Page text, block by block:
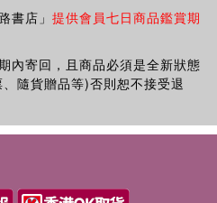
書店」 提供會員七日商品鑑賞期
內寄回，且商品必須是全新狀態
隨貨贈品等)否則恕不接受退